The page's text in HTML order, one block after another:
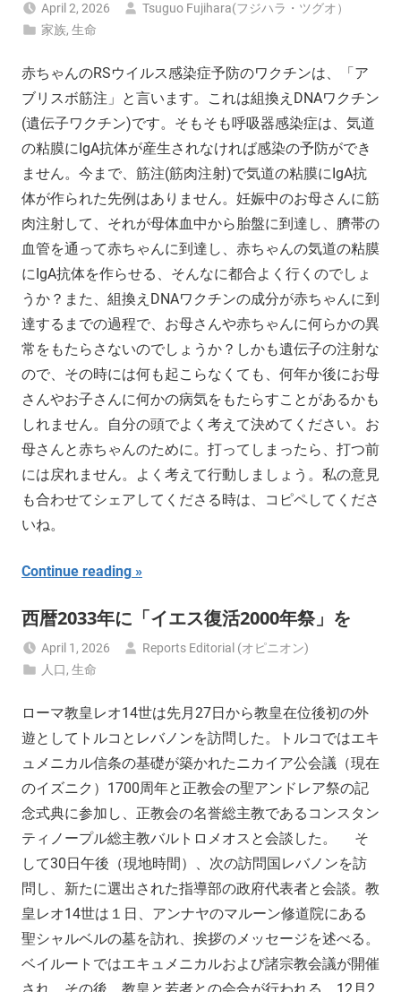
April 2, 2026
Tsuguo Fujihara(フジハラ・ツグオ）
家族,生命
赤ちゃんのRSウイルス感染症予防のワクチンは、「ア
ブリスボ筋注」と言います。これは組換えDNAワクチン
(遺伝子ワクチン)です。そもそも呼吸器感染症は、気道
の粘膜にIgA抗体が産生されなければ感染の予防ができ
ません。今まで、筋注(筋肉注射)で気道の粘膜にIgA抗
体が作られた先例はありません。妊娠中のお母さんに筋
肉注射して、それが母体血中から胎盤に到達し、臍帯の
血管を通って赤ちゃんに到達し、赤ちゃんの気道の粘膜
にIgA抗体を作らせる、そんなに都合よく行くのでしょ
うか？また、組換えDNAワクチンの成分が赤ちゃんに到
達するまでの過程で、お母さんや赤ちゃんに何らかの異
常をもたらさないのでしょうか？しかも遺伝子の注射な
ので、その時には何も起こらなくても、何年か後にお母
さんやお子さんに何かの病気をもたらすことがあるかも
しれません。自分の頭でよく考えて決めてください。お
母さんと赤ちゃんのために。打ってしまったら、打つ前
には戻れません。よく考えて行動しましょう。私の意見
も合わせてシェアしてくださる時は、コピペしてくださ
いね。
Continue reading
西暦2033年に「イエス復活2000年祭」を
April 1, 2026
Reports Editorial (オピニオン)
人口,生命
ローマ教皇レオ14世は先月27日から教皇在位後初の外
遊としてトルコとレバノンを訪問した。トルコではエキ
ュメニカル信条の基礎が築かれたニカイア公会議（現在
のイズニク）1700周年と正教会の聖アンドレア祭の記
念式典に参加し、正教会の名誉総主教であるコンスタン
ティノープル総主教バルトロメオスと会談した。 そ
して30日午後（現地時間）、次の訪問国レバノンを訪
問し、新たに選出された指導部の政府代表者と会談。教
皇レオ14世は１日、アンナヤのマルーン修道院にある
聖シャルベルの墓を訪れ、挨拶のメッセージを述べる。
ベイルートではエキュメニカルおよび諸宗教会議が開催